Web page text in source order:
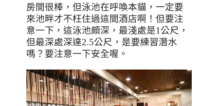
房間很棒，但泳池在呼喚本貓，一定要
來池畔才不枉住過這間酒店啊！但要注
意一下，這泳池頗深，最淺處是1 公尺，
但最深處深達2.5公尺，是要練習潛水
嗎？要注意一下安全喔。